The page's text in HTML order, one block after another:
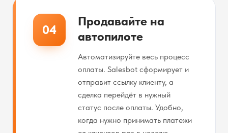
04
Продавайте на
автопилоте
Автоматизируйте весь процесс
оплаты. Salesbot сформирует и
отправит ссылку клиенту, а
сделка перейдёт в нужный
статус после оплаты. Удобно,
когда нужно принимать платежи